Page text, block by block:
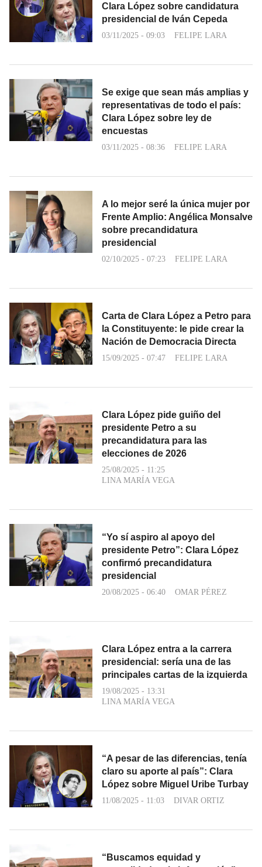
Clara López sobre candidatura
presidencial de Iván Cepeda
03/11/2025 - 09:03 FELIPE LARA
Se exige que sean más amplias y
representativas de todo el país:
Clara López sobre ley de
encuestas
03/11/2025 - 08:36 FELIPE LARA
A lo mejor seré la única mujer por
Frente Amplio: Angélica Monsalve
sobre precandidatura
presidencial
02/10/2025 - 07:23 FELIPE LARA
Carta de Clara López a Petro para
la Constituyente: le pide crear la
Nación de Democracia Directa
15/09/2025 - 07:47 FELIPE LARA
Clara López pide guiño del
presidente Petro a su
precandidatura para las
elecciones de 2026
25/08/2025 - 11:25
LINA MARÍA VEGA
“Yo sí aspiro al apoyo del
presidente Petro”: Clara López
confirmó precandidatura
presidencial
20/08/2025 - 06:40 OMAR PÉREZ
Clara López entra a la carrera
presidencial: sería una de las
principales cartas de la izquierda
19/08/2025 - 13:31
LINA MARÍA VEGA
“A pesar de las diferencias, tenía
claro su aporte al país”: Clara
López sobre Miguel Uribe Turbay
11/08/2025 - 11:03 DIVAR ORTIZ
“Buscamos equidad y